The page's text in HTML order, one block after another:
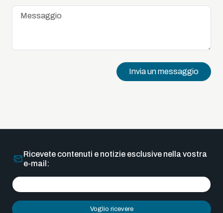
Invia un messaggio
Ricevete contenuti e notizie esclusive nella vostra
e-mail:
Voglio ricevere